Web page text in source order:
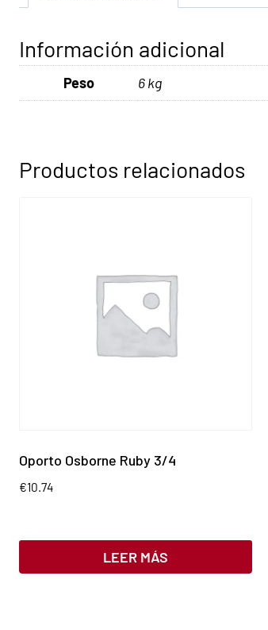
Información adicional
Peso 6 kg
Productos relacionados
Oporto Osborne Ruby 3/4
€10.74
LEER MÁS